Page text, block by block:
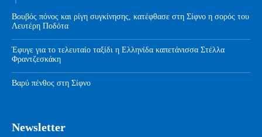
Βουβός πόνος και ρίγη συγκίνησης, κατέφθασε στη Σίφνο η σορός του
Λευτέρη Ποδότα
Έφυγε για το τελευταίο ταξίδι η Ελληνίδα καπετάνισσα Στέλλα
Φραντζεσκάκη
Βαρύ πένθος στη Σίφνο
Newsletter